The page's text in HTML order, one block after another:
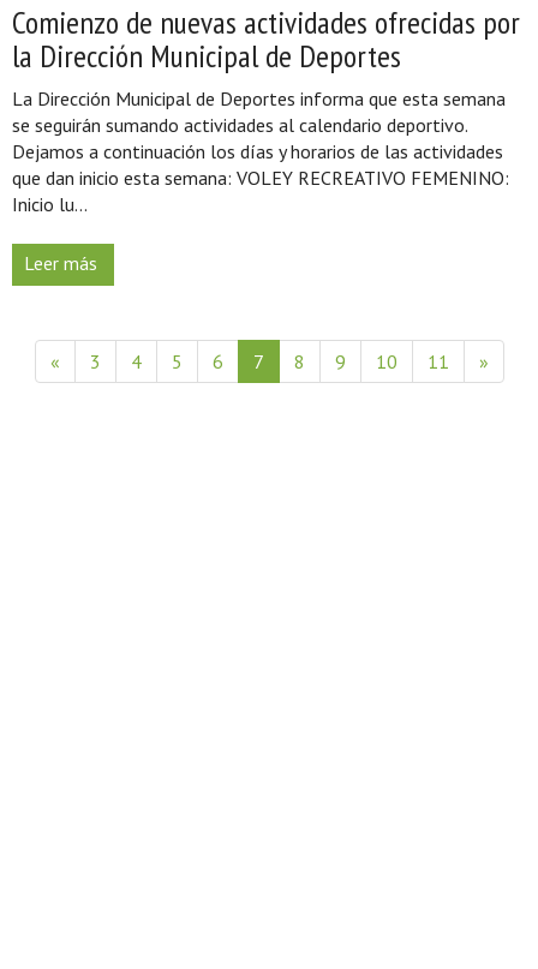
Comienzo de nuevas actividades ofrecidas por
la Dirección Municipal de Deportes
La Dirección Municipal de Deportes informa que esta semana
se seguirán sumando actividades al calendario deportivo.
Dejamos a continuación los días y horarios de las actividades
que dan inicio esta semana: VOLEY RECREATIVO FEMENINO:
Inicio lu...
Leer más
« 3 4 5 6 7 8 9 10 11 »